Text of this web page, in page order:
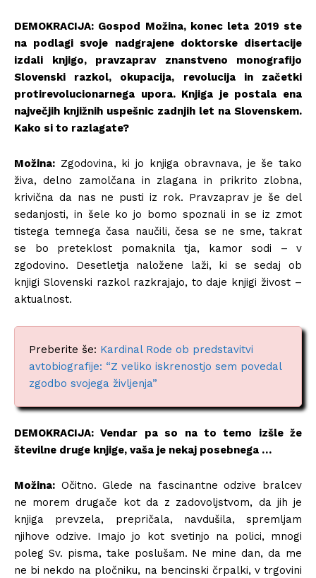
DEMOKRACIJA: Gospod Možina, konec leta 2019 ste
na podlagi svoje nadgrajene doktorske disertacije
izdali knjigo, pravzaprav znanstveno monografijo
Slovenski razkol, okupacija, revolucija in začetki
protirevolucionarnega upora. Knjiga je postala ena
največjih knjižnih uspešnic zadnjih let na Slovenskem.
Kako si to razlagate?
Možina: Zgodovina, ki jo knjiga obravnava, je še tako
živa, delno zamolčana in zlagana in prikrito zlobna,
krivična da nas ne pusti iz rok. Pravzaprav je še del
sedanjosti, in šele ko jo bomo spoznali in se iz zmot
tistega temnega časa naučili, česa se ne sme, takrat
se bo preteklost pomaknila tja, kamor sodi – v
zgodovino. Desetletja naložene laži, ki se sedaj ob
knjigi Slovenski razkol razkrajajo, to daje knjigi živost –
aktualnost.
Preberite še: Kardinal Rode ob predstavitvi
avtobiografije: “Z veliko iskrenostjo sem povedal
zgodbo svojega življenja”
DEMOKRACIJA: Vendar pa so na to temo izšle že
številne druge knjige, vaša je nekaj posebnega …
Možina: Očitno. Glede na fascinantne odzive bralcev
ne morem drugače kot da z zadovoljstvom, da jih je
knjiga prevzela, prepričala, navdušila, spremljam
njihove odzive. Imajo jo kot svetinjo na polici, mnogi
poleg Sv. pisma, take poslušam. Ne mine dan, da me
ne bi nekdo na pločniku, na bencinski črpalki, v trgovini